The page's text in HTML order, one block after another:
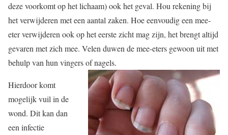
deze voorkomt op het lichaam) ook het geval. Hou rekening bij
het verwijderen met een aantal zaken. Hoe eenvoudig een mee-
eter verwijderen ook op het eerste zicht mag zijn, het brengt altijd
gevaren met zich mee. Velen duwen de mee-eters gewoon uit met
behulp van hun vingers of nagels.
Hierdoor komt
mogelijk vuil in de
wond. Dit kan dan
een infectie